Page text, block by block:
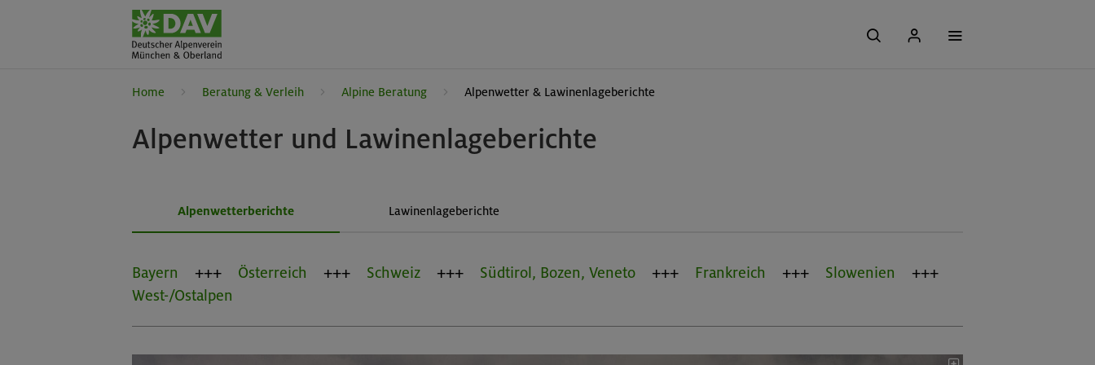
Home Beratung & Verleih Alpine Beratung Alpenwetter & Lawinenlageberichte
Alpenwetter und Lawinenlageberichte
Alpenwetterberichte Lawinenlageberichte
Bayern Österreich Schweiz Südtirol, Bozen, Veneto Frankreich
Slowenien
West-/Ostalpen